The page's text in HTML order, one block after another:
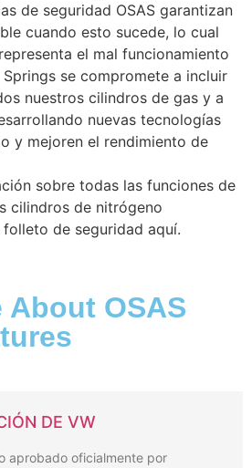
de seguridad OSAS garantizan
cuando esto sucede, lo cual
el mal funcionamiento
se compromete a incluir
nuestros cilindros de gas y a
nuevas tecnologías
y mejoren el rendimiento de
sobre todas las funciones de
cilindros de nitrógeno
de seguridad aquí.
About OSAS
DE VW
aprobado oficialmente por